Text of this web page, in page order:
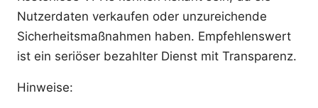
Nutzerdaten verkaufen oder unzureichende
Sicherheitsmaßnahmen haben. Empfehlenswert
ist ein seriöser bezahlter Dienst mit Transparenz.
Hinweise: